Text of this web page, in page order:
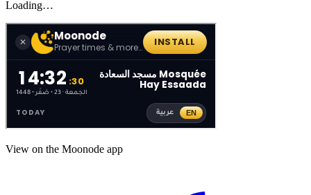
Loading…
View on the Moonode app